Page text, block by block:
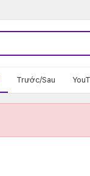
Trước/Sau